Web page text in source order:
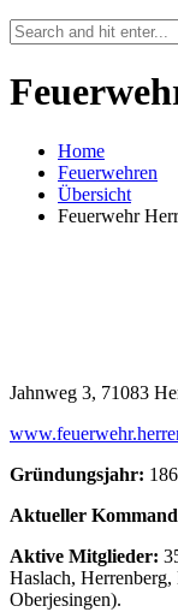
Home
Feuerwehren
Übersicht
Feuerwehr
Jahnweg 3, 71083
Gründungsjahr:
Aktueller
Aktive Mitglieder:
Haslach,
Oberjesingen).